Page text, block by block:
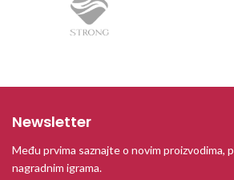
Newsletter
Među prvima saznajte o novim proizvodima,
nagradnim igrama.